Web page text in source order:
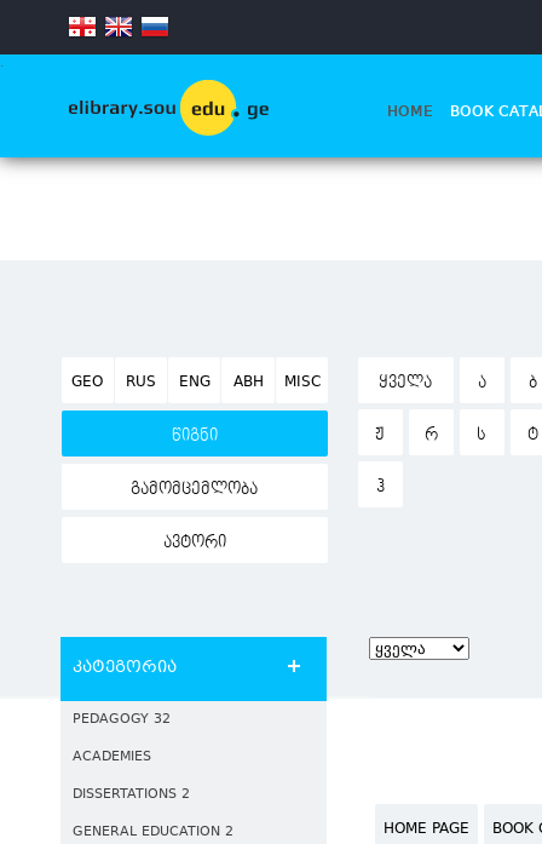
.
HOME BOOK
GEO RUS ENG ABH MISC
წიგნი
გამომცემლობა
ავტორი
ᲧᲕᲔᲚᲐ Ა Ბ
Ჟ Რ Ს Ტ
Ჰ
კატეგორია
PEDAGOGY 32
ACADEMIES
DISSERTATIONS 2
GENERAL EDUCATION 2
HOME PAGE BOOK